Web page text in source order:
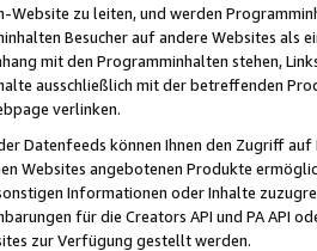
Website zu leiten, und werden
Besucher auf andere Websites als
mit den Programminhalten stehen,
ausschließlich mit der betreffenden
verlinken.
Datenfeeds können Ihnen den Zugriff
Websites angebotenen Produkte
Informationen oder Inhalte
für die Creators API und PA API
zur Verfügung gestellt werden.